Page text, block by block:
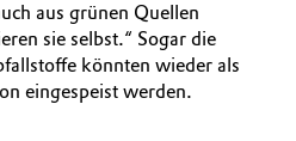
aus grünen Quellen
sie selbst.“ Sogar die
könnten wieder als
eingespeist werden.